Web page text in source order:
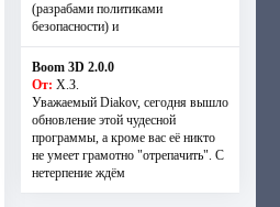
(разрабами политиками
безопасности) и
Boom 3D 2.0.0
От: Х.З.
Уважаемый Diakov, сегодня вышло
обновление этой чудесной
программы, а кроме вас её никто
не умеет грамотно "отрепачить". С
нетерпение ждём